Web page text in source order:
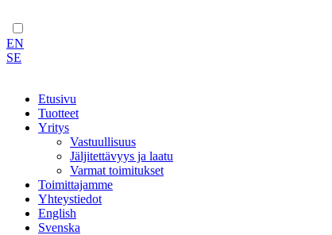
EN
SE
Etusivu
Tuotteet
Yritys
Vastuullisuus
Jäljitettävyys ja laatu
Varmat toimitukset
Toimittajamme
Yhteystiedot
English
Svenska